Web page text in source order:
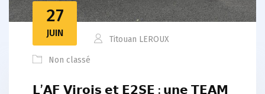
27
JUIN
Titouan LEROUX
Non classé
𝗟’𝗔𝗙 𝗩𝗶𝗿𝗼𝗶𝘀 𝗲𝘁 𝗘𝟮𝗦𝗘 : 𝘂𝗻𝗲 𝗧𝗘𝗔𝗠